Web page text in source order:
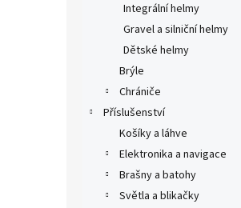
Integrální helmy
Gravel a silniční helmy
Dětské helmy
Brýle
Chrániče
Příslušenství
Košíky a láhve
Elektronika a navigace
Brašny a batohy
Světla a blikačky